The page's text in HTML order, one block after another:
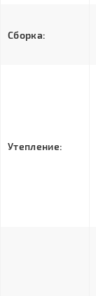
Сборка:
Утепление: